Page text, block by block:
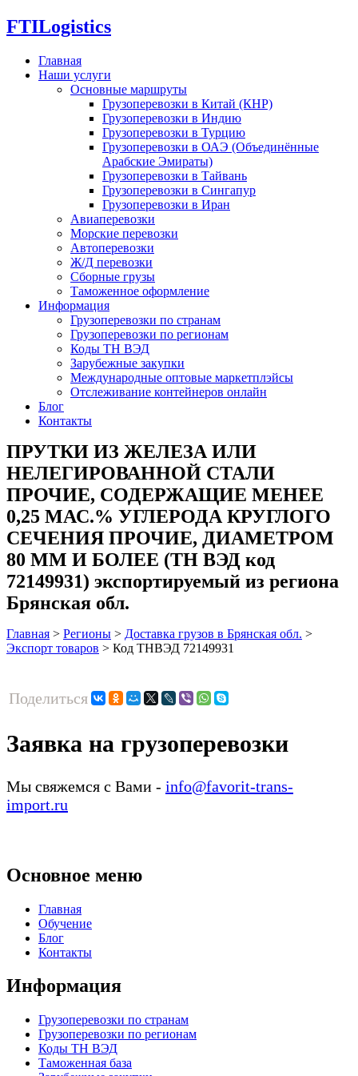
FTILogistics
Главная
Наши услуги
Основные маршруты
Грузоперевозки в Китай (КНР)
Грузоперевозки в Индию
Грузоперевозки в Турцию
Грузоперевозки в ОАЭ (Объединённые
Арабские Эмираты)
Грузоперевозки в Тайвань
Грузоперевозки в Сингапур
Грузоперевозки в Иран
Авиаперевозки
Морские перевозки
Автоперевозки
Ж/Д перевозки
Сборные грузы
Таможенное оформление
Информация
Грузоперевозки по странам
Грузоперевозки по регионам
Коды ТН ВЭД
Зарубежные закупки
Международные оптовые маркетплэйсы
Отслеживание контейнеров онлайн
Блог
Контакты
ПРУТКИ ИЗ ЖЕЛЕЗА ИЛИ
НЕЛЕГИРОВАННОЙ СТАЛИ
ПРОЧИЕ, СОДЕРЖАЩИЕ МЕНЕЕ
0,25 МАС.% УГЛЕРОДА КРУГЛОГО
СЕЧЕНИЯ ПРОЧИЕ, ДИАМЕТРОМ
80 ММ И БОЛЕЕ (ТН ВЭД код
72149931) экспортируемый из региона
Брянская обл.
Главная > Регионы > Доставка грузов в Брянская обл. >
Экспорт товаров > Код ТНВЭД 72149931
Поделиться
Заявка на грузоперевозки
Мы свяжемся с Вами - info@favorit-trans-
import.ru
Основное меню
Главная
Обучение
Блог
Контакты
Информация
Грузоперевозки по странам
Грузоперевозки по регионам
Коды ТН ВЭД
Таможенная база